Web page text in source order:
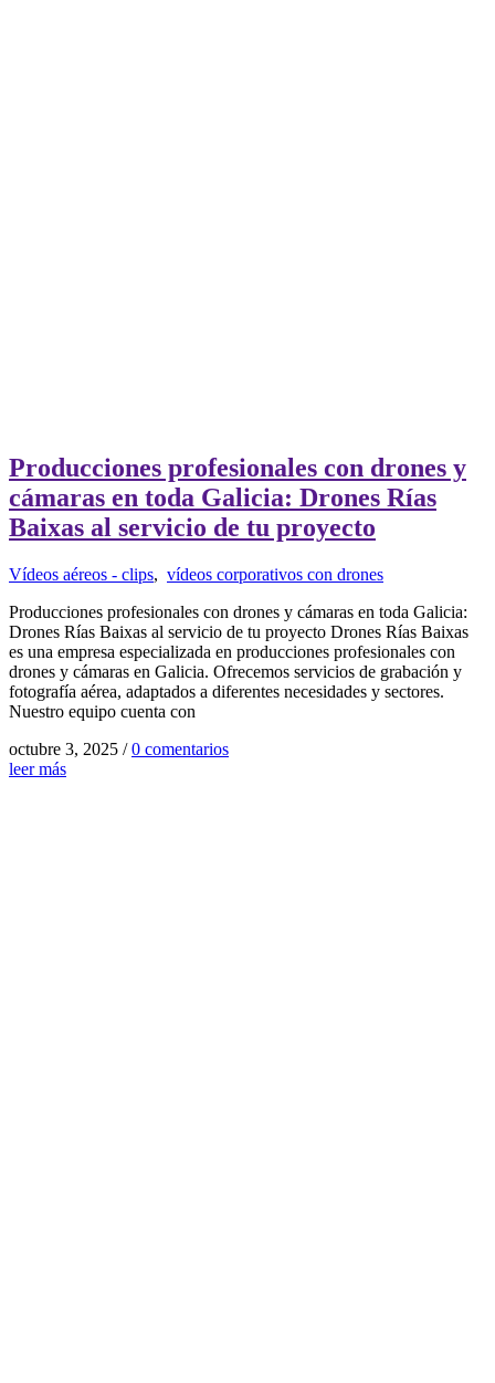
Producciones profesionales con drones y
cámaras en toda Galicia: Drones Rías
Baixas al servicio de tu proyecto
Vídeos aéreos - clips, vídeos corporativos con drones
Producciones profesionales con drones y cámaras en toda Galicia:
Drones Rías Baixas al servicio de tu proyecto Drones Rías Baixas
es una empresa especializada en producciones profesionales con
drones y cámaras en Galicia. Ofrecemos servicios de grabación y
fotografía aérea, adaptados a diferentes necesidades y sectores.
Nuestro equipo cuenta con
octubre 3, 2025 / 0 comentarios
leer más